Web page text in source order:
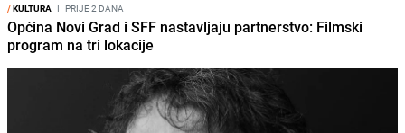
/KULTURA I PRIJE 2 DANA
Općina Novi Grad i SFF nastavljaju partnerstvo: Filmski
program na tri lokacije